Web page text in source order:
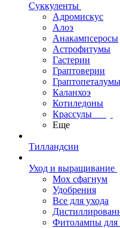
Суккуленты
Адромискус
Алоэ
Анакампсеросы
Астрофитумы
Гастерии
Граптоверии
Граптопеталумы
Каланхоэ
Котиледоны
Крассулы
Еще
Тилландсии
Уход и выращивание
Мох сфагнум
Удобрения
Все для ухода
Фитолампы для